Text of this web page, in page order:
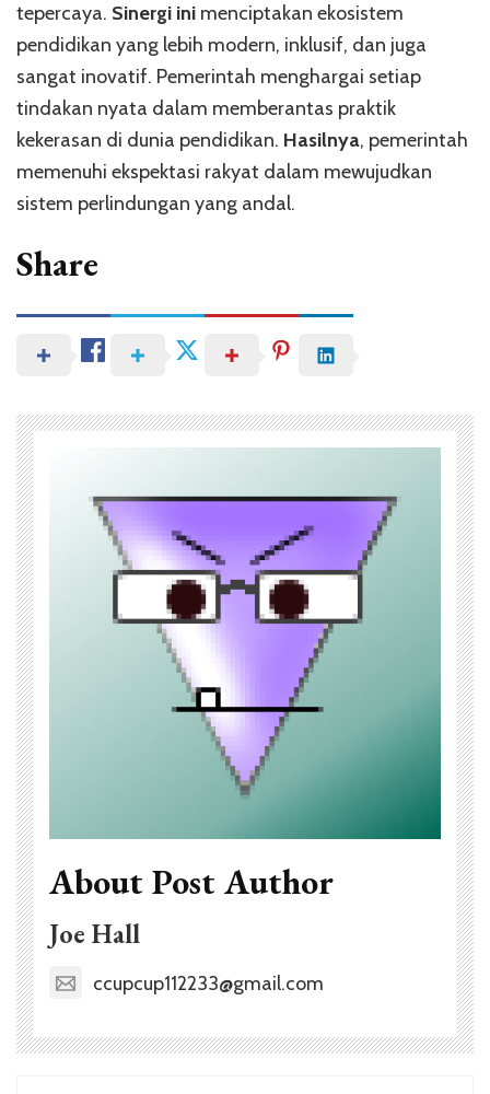
tepercaya. Sinergi ini menciptakan ekosistem
pendidikan yang lebih modern, inklusif, dan juga
sangat inovatif. Pemerintah menghargai setiap
tindakan nyata dalam memberantas praktik
kekerasan di dunia pendidikan. Hasilnya, pemerintah
memenuhi ekspektasi rakyat dalam mewujudkan
sistem perlindungan yang andal.
Share
About Post Author
Joe Hall
ccupcup112233@gmail.com